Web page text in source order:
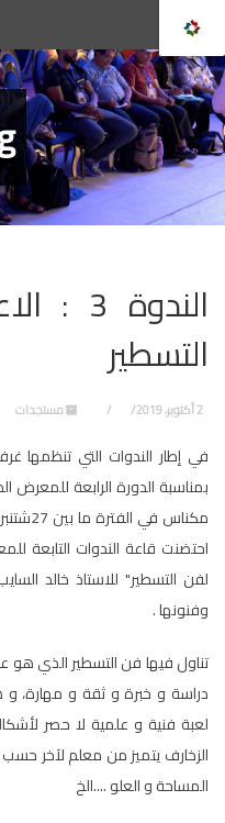
التسطير
2 أكتوبر، 2019 مستجدات
في إطار الندوات التي تنظمها
بمناسبة الدورة الرابعة
احتضنت قاعة الندوات التابعة
لفن التسطير" للاستاذ خالد
وفنونها .
تناول فيها فن التسطير الذي هو
دراسة و خبرة و ثقة و مهارة،
لعبة فنية و علمية لا حصر
الزخارف يتميز من معلم لآخر
المساحة و العلو ....الخ